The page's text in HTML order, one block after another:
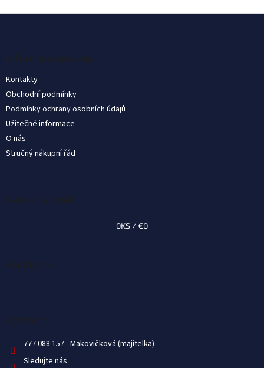
Informace pro vás
Kontakty
Obchodní podmínky
Podmínky ochrany osobních údajů
Užitečné informace
O nás
Stručný nákupní řád
Nákupný košík
0KS /€0
Facebook
Kontakt
777 088 157
Sledujte nás